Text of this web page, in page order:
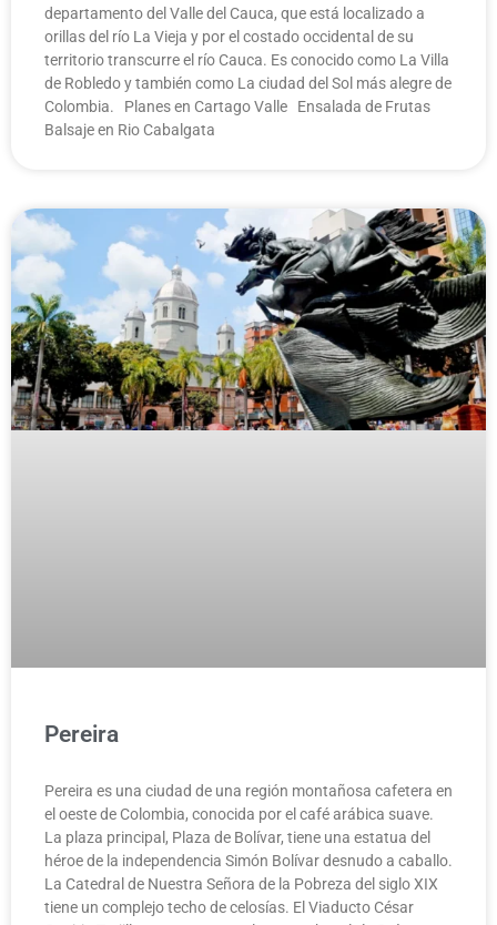
departamento del Valle del Cauca, que está localizado a
orillas del río La Vieja y por el costado occidental de su
territorio transcurre el río Cauca. Es conocido como La Villa
de Robledo y también como La ciudad del Sol más alegre de
Colombia. Planes en Cartago Valle Ensalada de Frutas
Balsaje en Rio Cabalgata
Pereira
Pereira es una ciudad de una región montañosa cafetera en
el oeste de Colombia, conocida por el café arábica suave.
La plaza principal, Plaza de Bolívar, tiene una estatua del
héroe de la independencia Simón Bolívar desnudo a caballo.
La Catedral de Nuestra Señora de la Pobreza del siglo XIX
tiene un complejo techo de celosías. El Viaducto César